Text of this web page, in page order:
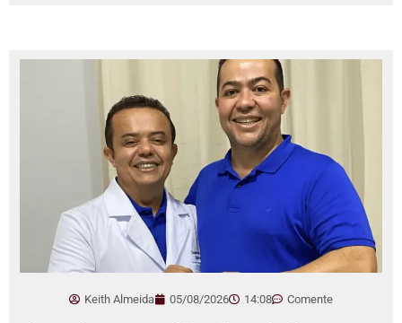
Keith Almeida 05/08/2026 14:08 Comente